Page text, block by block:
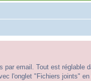
email. Tout est réglable
l'onglet "Fichiers joints"